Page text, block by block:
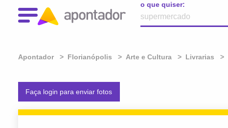
o que quiser:
Apontador Florianópolis Arte e Cultura Livrarias
Faça login para enviar fotos